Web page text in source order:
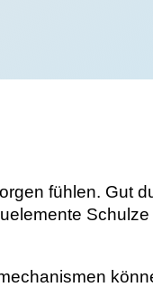
fühlen. Gut